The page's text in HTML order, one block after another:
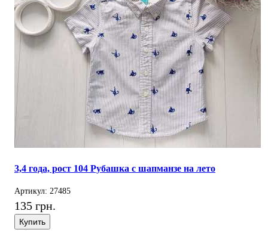
3,4 года, рост 104 Рубашка с шапманзе на лето
Артикул: 27485
135 грн.
Купить